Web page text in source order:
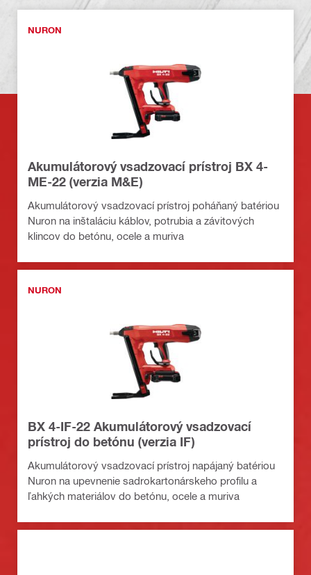
NURON
Akumulátorový vsadzovací prístroj BX 4-
ME-22 (verzia M&E)
Akumulátorový vsadzovací prístroj poháňaný batériou
Nuron na inštaláciu káblov, potrubia a závitových
klincov do betónu, ocele a muriva
NURON
BX 4-IF-22 Akumulátorový vsadzovací
prístroj do betónu (verzia IF)
Akumulátorový vsadzovací prístroj napájaný batériou
Nuron na upevnenie sadrokartonárskeho profilu a
ľahkých materiálov do betónu, ocele a muriva